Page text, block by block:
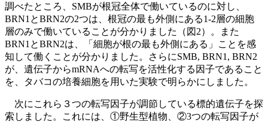
調べたところ、SMBが根冠全体で働いているのに対し、
BRN1とBRN2の2つは、根冠の最も外側にある1-2層の細胞
層のみで働いていることが分かりました（図2）。また
BRN1とBRN2は、「細胞が根の最も外側にある」ことを感
知して働くことが分かりました。さらにSMB, BRN1, BRN2
が、遺伝子からmRNAへの転写を活性化する因子であること
を、タバコの培養細胞を用いた実験で明らかにしました。
次にこれら３つの転写因子が調節している標的遺伝子を探
索しました。これには、①野生型植物、②3つの転写因子が